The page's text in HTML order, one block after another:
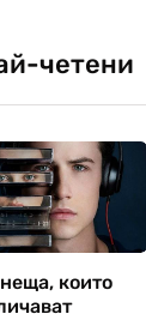
четени
които